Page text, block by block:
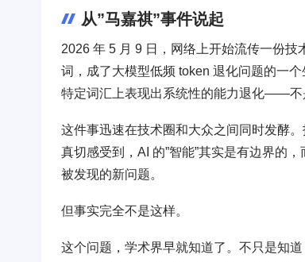
从”马嘉祺”事件说起
2026 年 5 月 9 日，网络上开始流传一份技
词，成了大模型低频 token 退化问题的一
特定词汇上表现出系统性的能力退化——不
这件事迅速在技术圈和大众之间同时发酵
真切感受到，AI 的”智能”其实是有边界的
被发现的新问题。
但事实完全不是这样。
这个问题，学术界早就知道了。不只是知